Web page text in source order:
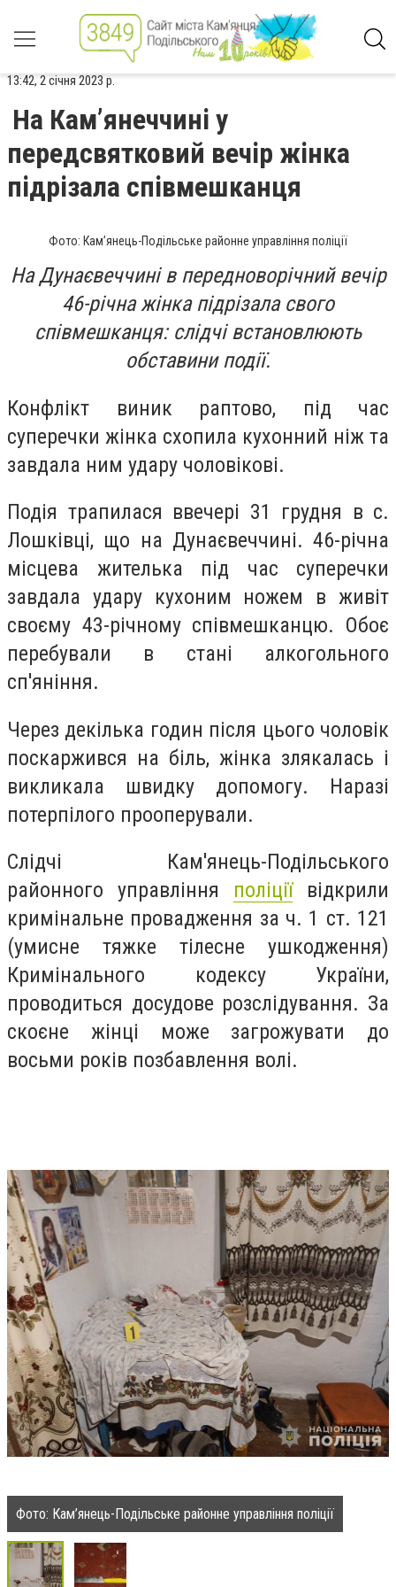
13:42, 2 січня 2023 р.
На Кам’янеччині у
передсвятковий вечір жінка
підрізала співмешканця
Фото: Кам’янець-Подільське районне управління поліції
На Дунаєвеччині в передноворічний вечір
46-річна жінка підрізала свого
співмешканця: слідчі встановлюють
обставини події.
Конфлікт виник раптово, під час
суперечки жінка схопила кухонний ніж та
завдала ним удару чоловікові.
Подія трапилася ввечері 31 грудня в с.
Лошківці, що на Дунаєвеччині. 46-річна
місцева жителька під час суперечки
завдала удару кухоним ножем в живіт
своєму 43-річному співмешканцю. Обоє
перебували в стані алкогольного
сп'яніння.
Через декілька годин після цього чоловік
поскаржився на біль, жінка злякалась і
викликала швидку допомогу. Наразі
потерпілого прооперували.
Слідчі Кам'янець-Подільського
районного управління поліціївідкрили
кримінальне провадження за ч. 1 ст. 121
(умисне тяжке тілесне ушкодження)
Кримінального кодексу України,
проводиться досудове розслідування. За
скоєне жінці може загрожувати до
восьми років позбавлення волі.
Фото: Кам’янець-Подільське районне управління поліції